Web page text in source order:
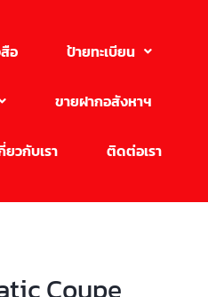
อ ป้ายทะเบียน
ขายฝากอสังหาฯ
ยวกับเรา ติดต่อเรา